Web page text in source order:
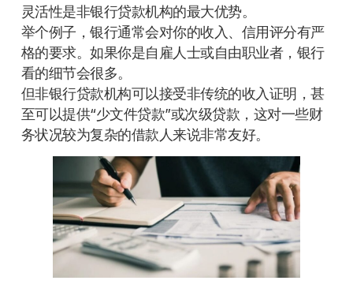
灵活性是非银行贷款机构的最大优势。
举个例子，银行通常会对你的收入、信用评分有严
格的要求。如果你是自雇人士或自由职业者，银行
看的细节会很多。
但非银行贷款机构可以接受非传统的收入证明，甚
至可以提供“少文件贷款”或次级贷款，这对一些财
务状况较为复杂的借款人来说非常友好。